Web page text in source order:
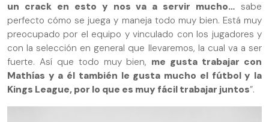
un crack en esto y nos va a servir mucho… sabe
perfecto cómo se juega y maneja todo muy bien. Está muy
preocupado por el equipo y vinculado con los jugadores y
con la selección en general que llevaremos, la cual va a ser
fuerte. Así que todo muy bien, me gusta trabajar con
Mathías y a él también le gusta mucho el fútbol y la
Kings League, por lo que es muy fácil trabajar juntos”.